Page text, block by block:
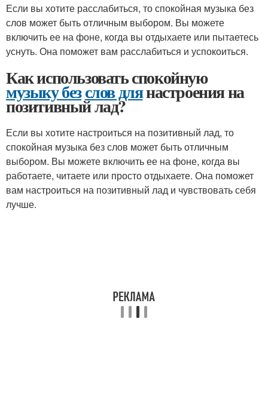
Если вы хотите расслабиться, то спокойная музыка без
слов может быть отличным выбором. Вы можете
включить ее на фоне, когда вы отдыхаете или пытаетесь
уснуть. Она поможет вам расслабиться и успокоиться.
Как использовать спокойную
музыку безслов длянастроения на
позитивный лад?
Если вы хотите настроиться на позитивный лад, то
спокойная музыка без слов может быть отличным
выбором. Вы можете включить ее на фоне, когда вы
работаете, читаете или просто отдыхаете. Она поможет
вам настроиться на позитивный лад и чувствовать себя
лучше.